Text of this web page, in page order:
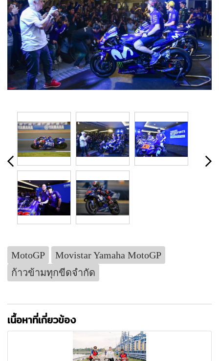
MotoGP
Movistar Yamaha MotoGP
ก้าวข้ามทุกขีดจำกัด
เนื้อหาที่เกี่ยวข้อง